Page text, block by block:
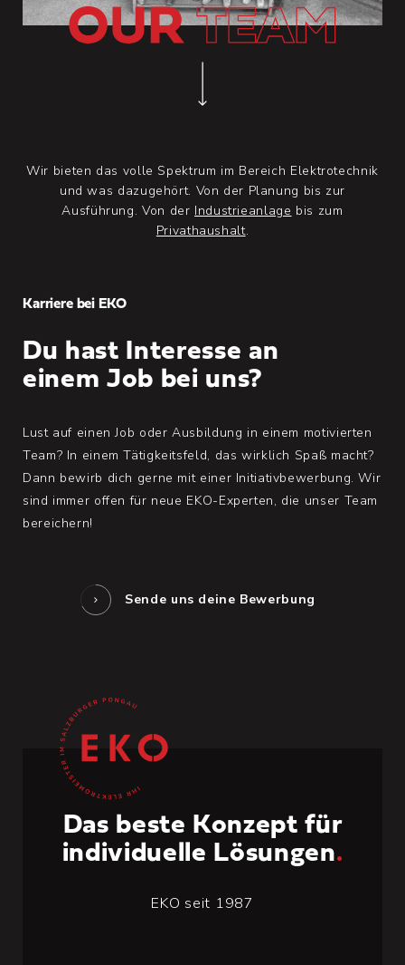
Wir bieten das volle Spektrum im Bereich Elektrotechnik
und was dazugehört. Von der Planung bis zur
Ausführung. Von der Industrieanlage bis zum
Privathaushalt.
Karriere bei EKO
Du hast Interesse an
einem Job bei uns?
Lust auf einen Job oder Ausbildung in einem motivierten
Team? In einem Tätigkeitsfeld, das wirklich Spaß macht?
Dann bewirb dich gerne mit einer Initiativbewerbung. Wir
sind immer offen für neue EKO-Experten, die unser Team
bereichern!
Sende uns deine Bewerbung
Das beste Konzept für
individuelle Lösungen.
EKO seit 1987